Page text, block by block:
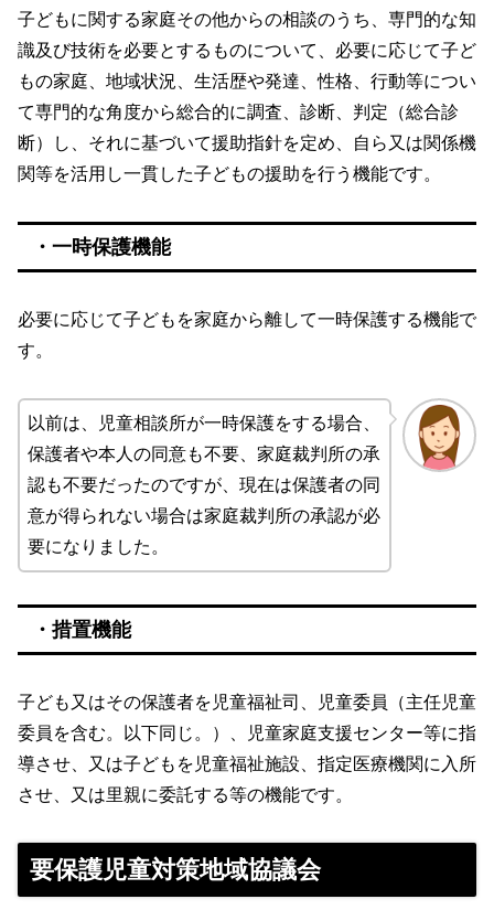
子どもに関する家庭その他からの相談のうち、専門的な知
識及び技術を必要とするものについて、必要に応じて子ど
もの家庭、地域状況、生活歴や発達、性格、行動等につい
て専門的な角度から総合的に調査、診断、判定（総合診
断）し、それに基づいて援助指針を定め、自ら又は関係機
関等を活用し一貫した子どもの援助を行う機能です。
・一時保護機能
必要に応じて子どもを家庭から離して一時保護する機能で
す。
以前は、児童相談所が一時保護をする場合、
保護者や本人の同意も不要、家庭裁判所の承
認も不要だったのですが、現在は保護者の同
意が得られない場合は家庭裁判所の承認が必
要になりました。
・措置機能
子ども又はその保護者を児童福祉司、児童委員（主任児童
委員を含む。以下同じ。）、児童家庭支援センター等に指
導させ、又は子どもを児童福祉施設、指定医療機関に入所
させ、又は里親に委託する等の機能です。
要保護児童対策地域協議会